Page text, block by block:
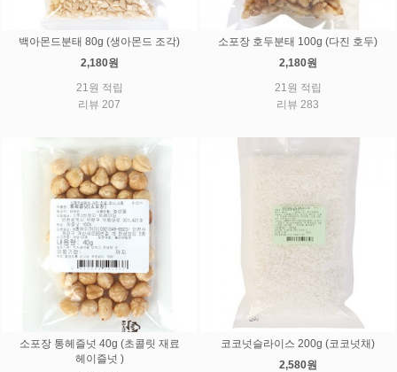
백아몬드분태 80g (생아몬드 조각)
2,180원
21원 적립
리뷰 207
소포장 호두분태 100g (다진 호두)
2,180원
21원 적립
리뷰 283
소포장 통헤즐넛 40g (초콜릿 재료
헤이즐넛 )
코코넛슬라이스 200g (코코넛채)
2,580원